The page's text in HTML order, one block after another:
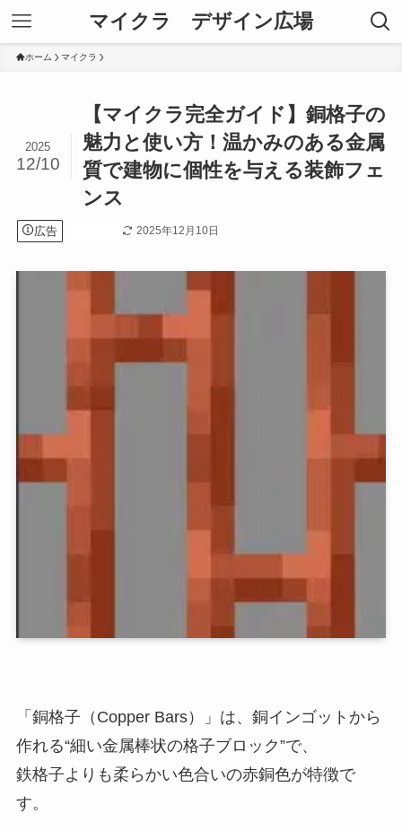
マイクラ デザイン広場
ホーム マイクラ
【マイクラ完全ガイド】銅格子の
魅力と使い方！温かみのある金属
質で建物に個性を与える装飾フェ
ンス
2025
12/10
広告 2025年12月10日
「銅格子（Copper Bars）」は、銅インゴットから
作れる“細い金属棒状の格子ブロック”で、
鉄格子よりも柔らかい色合いの赤銅色が特徴で
す。